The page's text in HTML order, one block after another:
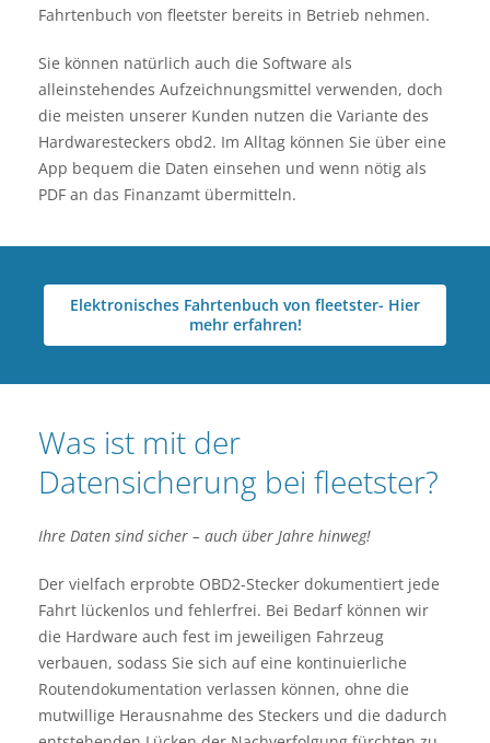
Fahrtenbuch von fleetster bereits in Betrieb nehmen.
Sie können natürlich auch die Software als
alleinstehendes Aufzeichnungsmittel verwenden, doch
die meisten unserer Kunden nutzen die Variante des
Hardwaresteckers obd2. Im Alltag können Sie über eine
App bequem die Daten einsehen und wenn nötig als
PDF an das Finanzamt übermitteln.
Elektronisches Fahrtenbuch von fleetster- Hier
mehr erfahren!
Was ist mit der
Datensicherung bei fleetster?
Ihre Daten sind sicher – auch über Jahre hinweg!
Der vielfach erprobte OBD2-Stecker dokumentiert jede
Fahrt lückenlos und fehlerfrei. Bei Bedarf können wir
die Hardware auch fest im jeweiligen Fahrzeug
verbauen, sodass Sie sich auf eine kontinuierliche
Routendokumentation verlassen können, ohne die
mutwillige Herausnahme des Steckers und die dadurch